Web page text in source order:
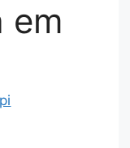
em